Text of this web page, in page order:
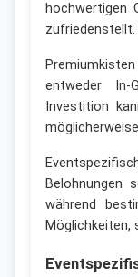
hochwertigen
zufriedenstellt.
entweder In-
Investition
Belohnungen
während
Möglichkeiten,